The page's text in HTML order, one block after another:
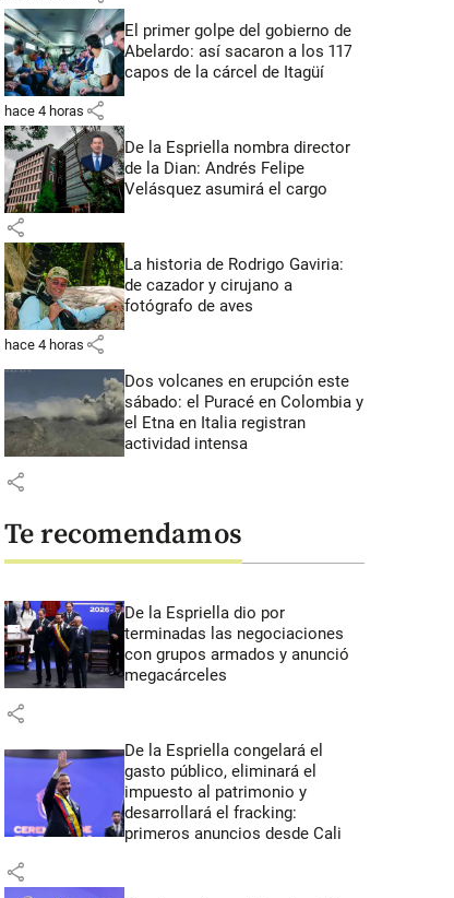
El primer golpe del gobierno de
Abelardo: así sacaron a los 117
capos de la cárcel de Itagüí
hace 4 horas share
De la Espriella nombra director
de la Dian: Andrés Felipe
Velásquez asumirá el cargo
share
La historia de Rodrigo Gaviria:
de cazador y cirujano a
fotógrafo de aves
hace 4 horas share
Dos volcanes en erupción este
sábado: el Puracé en Colombia y
el Etna en Italia registran
actividad intensa
share
Te recomendamos
De la Espriella dio por
terminadas las negociaciones
con grupos armados y anunció
megacárceles
share
De la Espriella congelará el
gasto público, eliminará el
impuesto al patrimonio y
desarrollará el fracking:
primeros anuncios desde Cali
share